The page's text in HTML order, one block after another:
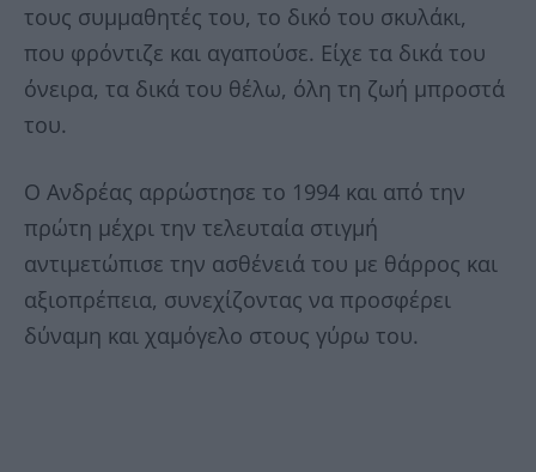
τους συμμαθητές του, το δικό του σκυλάκι,
που φρόντιζε και αγαπούσε. Είχε τα δικά του
όνειρα, τα δικά του θέλω, όλη τη ζωή μπροστά
του.
Ο Ανδρέας αρρώστησε το 1994 και από την
πρώτη μέχρι την τελευταία στιγμή
αντιμετώπισε την ασθένειά του με θάρρος και
αξιοπρέπεια, συνεχίζοντας να προσφέρει
δύναμη και χαμόγελο στους γύρω του.